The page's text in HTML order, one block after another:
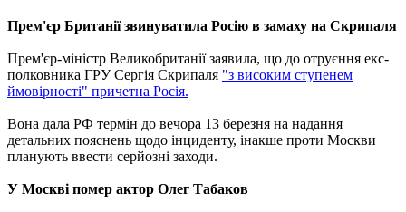
Прем'єр Британії звинуватила Росію в замаху на Скрипаля
Прем'єр-міністр Великобританії заявила, що до отруєння екс-
полковника ГРУ Сергія Скрипаля "з високим ступенем
ймовірності" причетна Росія.
Вона дала РФ термін до вечора 13 березня на надання
детальних пояснень щодо інциденту, інакше проти Москви
планують ввести серйозні заходи.
У Москві помер актор Олег Табаков